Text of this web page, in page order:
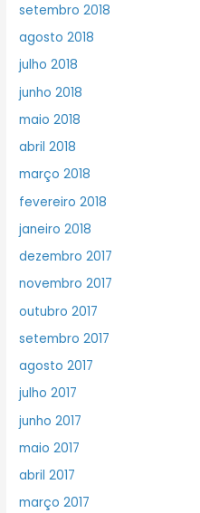
setembro 2018
agosto 2018
julho 2018
junho 2018
maio 2018
abril 2018
março 2018
fevereiro 2018
janeiro 2018
dezembro 2017
novembro 2017
outubro 2017
setembro 2017
agosto 2017
julho 2017
junho 2017
maio 2017
abril 2017
março 2017